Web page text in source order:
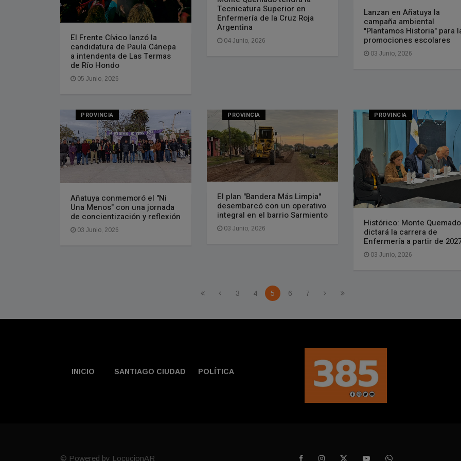
El Frente Cívico lanzó la
candidatura de Paula Cánepa
a intendenta de Las Termas
de Río Hondo
05 Junio, 2026
Tecnicatura Superior en
Enfermería de la Cruz Roja
Argentina
04 Junio, 2026
Lanzan en Añatuya la
campaña ambiental
"Plantamos Historia" para
promociones escolares
03 Junio, 2026
PROVINCIA
Añatuya conmemoró el "Ni
Una Menos" con una jornada
de concientización y reflexión
03 Junio, 2026
PROVINCIA
El plan "Bandera Más Limpia"
desembarcó con un operativo
integral en el barrio Sarmiento
03 Junio, 2026
PROVINCIA
Histórico: Monte Quemado
dictará la carrera de
Enfermería a partir de
03 Junio, 2026
3 4 5 6 7
INICIO SANTIAGO CIUDAD POLÍTICA
© Powered by LocucionAR